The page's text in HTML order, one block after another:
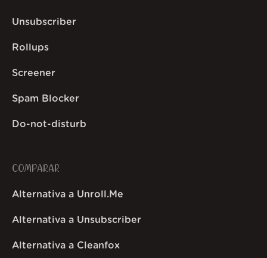
Unsubscriber
Rollups
Screener
Spam Blocker
Do-not-disturb
COMPARAR
Alternativa a Unroll.Me
Alternativa a Unsubscriber
Alternativa a Cleanfox